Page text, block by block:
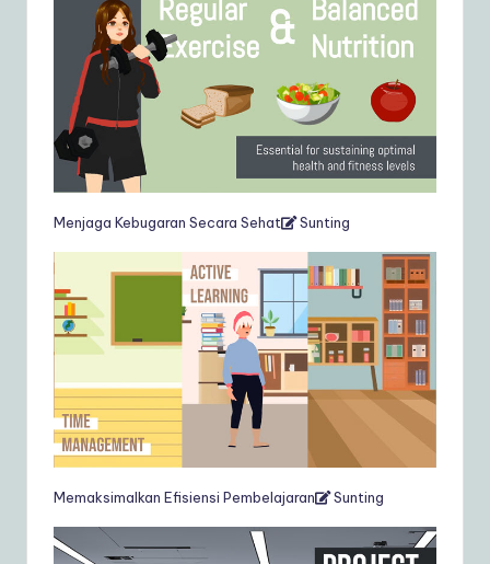
Menjaga Kebugaran Secara Sehat Sunting
Memaksimalkan Efisiensi Pembelajaran Sunting